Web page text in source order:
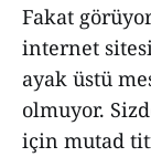
Fakat
internet
ayak üstü
olmuyor.
için mutad